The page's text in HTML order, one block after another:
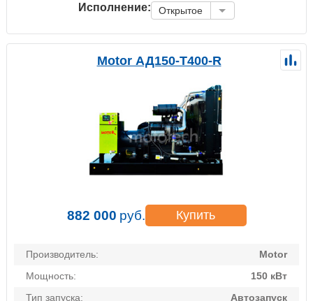
Исполнение: Открытое
Motor АД150-Т400-R
882 000 руб. Купить
Производитель:
Motor
Мощность:
150 кВт
Тип запуска:
Автозапуск